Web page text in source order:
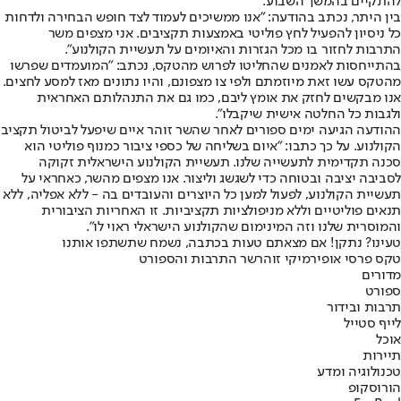
בין היתר, נכתב בהודעה: ״אנו ממשיכים לעמוד לצד חופש הבחירה ולדחות
כל ניסיון להפעיל לחץ פוליטי באמצעות תקציבים. אני מצפים משר
התרבות לחזור בו מכל הגזרות והאיומים על תעשיית הקולנוע״.
בהתייחסות לאמנים שהחליטו לפרוש מהטקס, נכתב: ״המועמדים שפרשו
מהטקס עשו זאת מיוזמתם ולפי צו מצפונם, והיו נתונים מאז למסע לחצים.
אנו מבקשים לחזק את אומץ ליבם, כמו גם את התנהלותם האחראית
ולגבות כל החלטה אישית שיקבלו״.
ההודעה הגיעה ימים ספורים לאחר שהשר זוהר איים שיפעל לביטול תקציב
הקולנוע. על כך כתבו: ״איום בשליחה של כספי ציבור כמנוף פוליטי הוא
סכנה תקדימית לתעשייה שלנו. תעשיית הקולנוע הישראלית זקוקה
לסביבה יציבה ובטוחה כדי לשגשג וליצור. אנו מצפים מהשר, כאחראי על
תעשיית הקולנוע, לפעול למען כל היוצרים והעובדים בה - ללא אפליה, ללא
תנאים פוליטיים וללא מניפולציות תקציביות. זו האחריות הציבורית
והמוסרית שלנו וזה המינימום שהקולנוע הישראלי ראוי לו״.
טעינו? נתקן! אם מצאתם טעות בכתבה, נשמח שתשתפו אותנו
טקס פרסי אופירמיקי זוהרשר התרבות והספורט
מדורים
ספורט
תרבות ובידור
לייף סטייל
אוכל
תיירות
טכנולוגיה ומדע
הורוסקופ